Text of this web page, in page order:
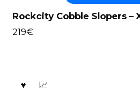
Rockcity Cobble Slopers –
219€